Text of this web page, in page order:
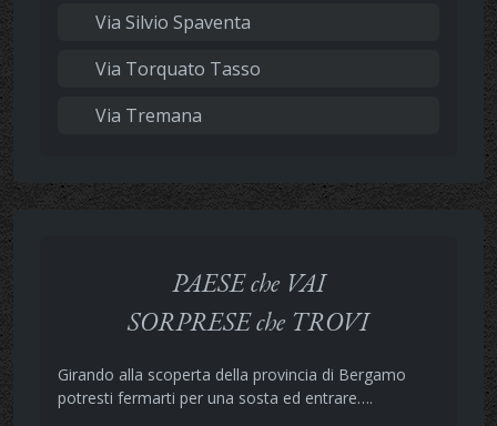
Via Silvio Spaventa
Via Torquato Tasso
Via Tremana
PAESE che VAI
SORPRESE che TROVI
Girando alla scoperta della provincia di Bergamo
potresti fermarti per una sosta ed entrare….